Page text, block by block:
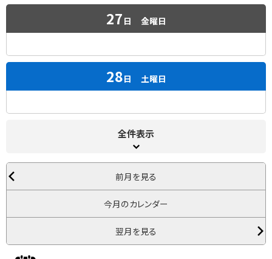
27 日 金曜日
28日 土曜日
全件表示
前月を見る
今月のカレンダー
翌月を見る